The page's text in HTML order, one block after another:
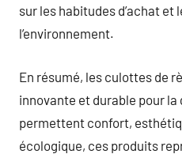
sur les habitudes d’achat et
l’environnement.
En résumé, les culottes de
innovante et durable pour
permettent confort,
écologique, ces produits